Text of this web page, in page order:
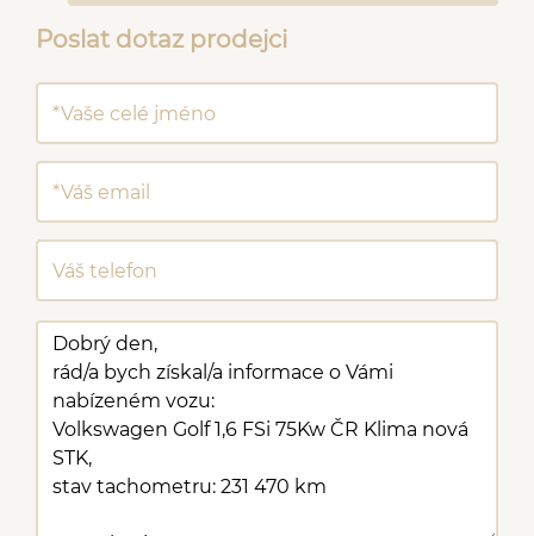
Poslat dotaz prodejci